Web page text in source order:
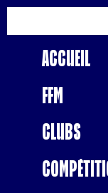
Accueil
FFM
Clubs